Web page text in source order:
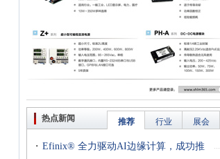
热点新闻 展会
行业
推荐
...
· Efinix® 全力驱动AI边缘计算，成功推